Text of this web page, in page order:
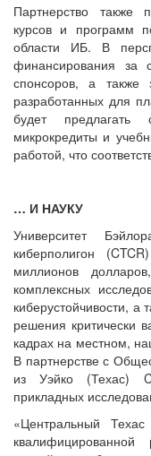
Партнерство также
курсов и программ
области ИБ. В
финансирования за
спонсоров, а также
разработанных для
будет предлагать
микрокредиты и
работой, что
… И НАУКУ
Университет
киберполигон
миллионов
комплексных
киберустойчивости,
решения критически
кадрах на местном,
В партнерстве с
из Уэйко (Техас)
прикладных
«Центральный